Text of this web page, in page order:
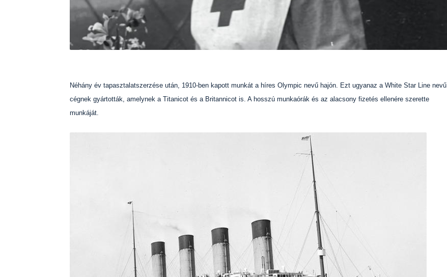
Néhány év tapasztalatszerzése után, 1910-ben kapott munkát a híres Olympic nevű hajón. Ezt ugyanaz a White Star Line nevű
cégnek gyártották, amelynek a Titanicot és a Britannicot is. A hosszú munkaórák és az alacsony fizetés ellenére szerette
munkáját.